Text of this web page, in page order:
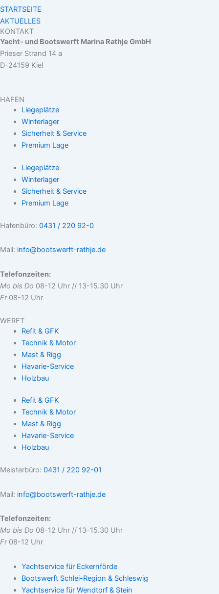
STARTSEITE
AKTUELLES
KONTAKT
Yacht- und Bootswerft Marina Rathje GmbH
Prieser Strand 14 a
D-24159 Kiel
HAFEN
Liegeplätze
Winterlager
Sicherheit & Service
Premium Lage
Liegeplätze
Winterlager
Sicherheit & Service
Premium Lage
Hafenbüro: 0431 / 220 92-0
Mail: info@bootswerft-rathje.de
Telefonzeiten:
Mo bis Do 08-12 Uhr // 13-15.30 Uhr
Fr 08-12 Uhr
WERFT
Refit & GFK
Technik & Motor
Mast & Rigg
Havarie-Service
Holzbau
Refit & GFK
Technik & Motor
Mast & Rigg
Havarie-Service
Holzbau
Meisterbüro: 0431 / 220 92-01
Mail: info@bootswerft-rathje.de
Telefonzeiten:
Mo bis Do 08-12 Uhr // 13-15.30 Uhr
Fr 08-12 Uhr
Yachtservice für Eckernförde
Bootswerft Schlei-Region & Schleswig
Yachtservice für Wendtorf & Stein